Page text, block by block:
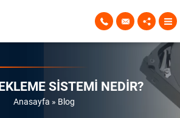
SISTEMI NEDIR?
Anasayfa » Blog